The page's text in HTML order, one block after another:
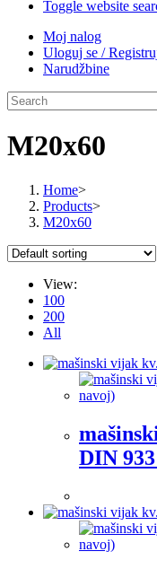
Toggle website
Moj nalog
Uloguj se /
Narudžbine
M20x60
Home>
Products>
M20x60
View:
100
200
All
DIN